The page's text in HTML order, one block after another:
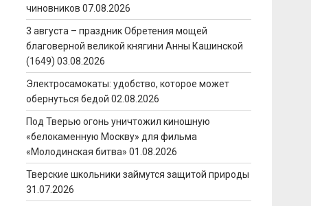
чиновников 07.08.2026
3 августа – праздник Обретения мощей
благоверной великой княгини Анны Кашинской
(1649) 03.08.2026
Электросамокаты: удобство, которое может
обернуться бедой 02.08.2026
Под Тверью огонь уничтожил киношную
«белокаменную Москву» для фильма
«Молодинская битва» 01.08.2026
Тверские школьники займутся защитой природы
31.07.2026